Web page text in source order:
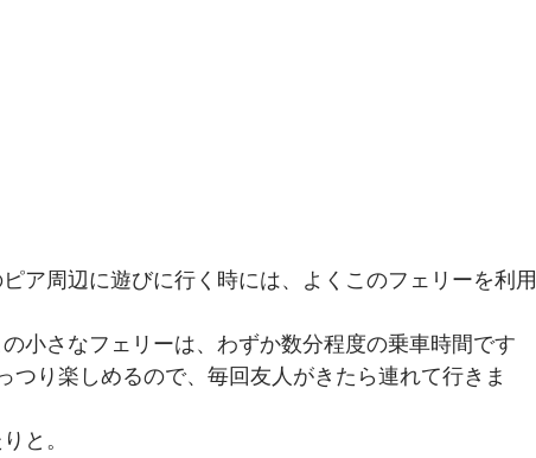
ア周辺に遊びに行く時には、よくこのフェリーを利用
小さなフェリーは、わずか数分程度の乗車時間です
り楽しめるので、毎回友人がきたら連れて行きま
と。